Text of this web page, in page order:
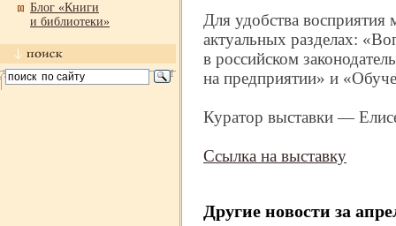
Блог «Книги
и библиотеки»
Для удобства восприятия
актуальных разделах:
в российском
на предприятии» и
Куратор выставки —
Ссылка на выставку
Другие новости за